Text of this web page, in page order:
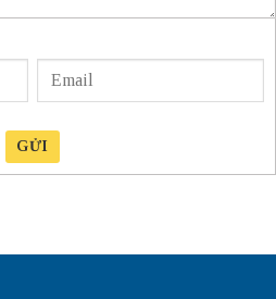
GỬI